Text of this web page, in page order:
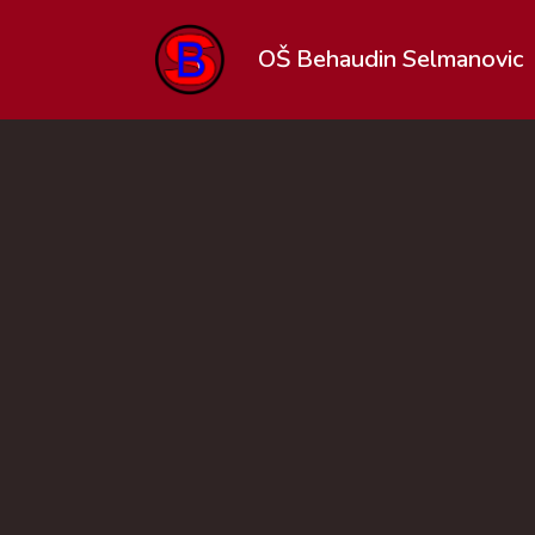
OŠ Behaudin Selmanovic